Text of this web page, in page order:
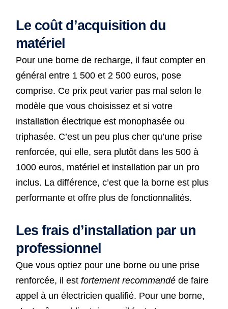
Le coût d’acquisition du
matériel
Pour une borne de recharge, il faut compter en
général entre 1 500 et 2 500 euros, pose
comprise. Ce prix peut varier pas mal selon le
modèle que vous choisissez et si votre
installation électrique est monophasée ou
triphasée. C’est un peu plus cher qu’une prise
renforcée, qui elle, sera plutôt dans les 500 à
1000 euros, matériel et installation par un pro
inclus. La différence, c’est que la borne est plus
performante et offre plus de fonctionnalités.
Les frais d’installation par un
professionnel
Que vous optiez pour une borne ou une prise
renforcée, il est fortement recommandéde faire
appel à un électricien qualifié. Pour une borne,